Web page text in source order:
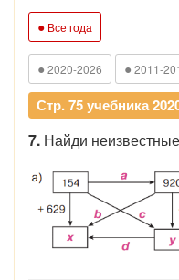
● Все года
● 2020-2026 ● 2011-
Стр. 75 учебника
7. Найди